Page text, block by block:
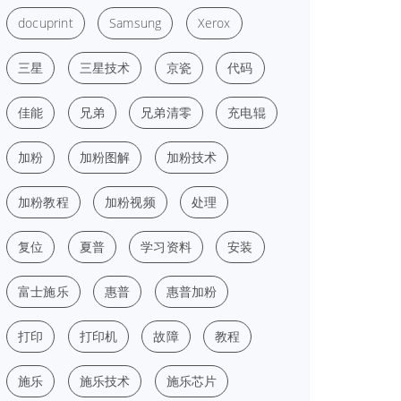
docuprint Samsung Xerox
三星 三星技术 京瓷 代码
佳能 兄弟 兄弟清零 充电辊
加粉 加粉图解 加粉技术
加粉教程 加粉视频 处理
复位 夏普 学习资料 安装
富士施乐 惠普 惠普加粉
打印 打印机 故障 教程
施乐 施乐技术 施乐芯片